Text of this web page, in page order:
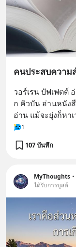
คนประสบความ
วอร์เรน บัฟเฟตต์
ก คิวบัน อ่านหนัง
อ่าน แม้จะยุ่งก็หา
1
107 บันทึก
MyThoughts •
ได้รับการบูสต์